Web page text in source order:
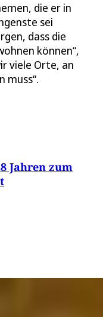
die er in
sei
dass die
können“,
viele Orte, an
muss“.
Jahren zum